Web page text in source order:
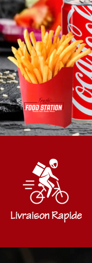
Livraison Rapide